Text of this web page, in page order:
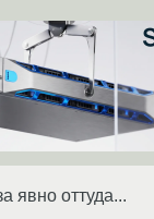
явно оттуда...